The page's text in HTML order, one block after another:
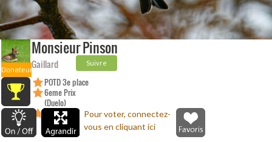
Donateur
Monsieur Pinson
Gaillard Suivre
POTD 3e place
6eme Prix
(Duelo)
8eme Prix
(Duelo)
Pour voter, connectez-
vous en cliquant ici